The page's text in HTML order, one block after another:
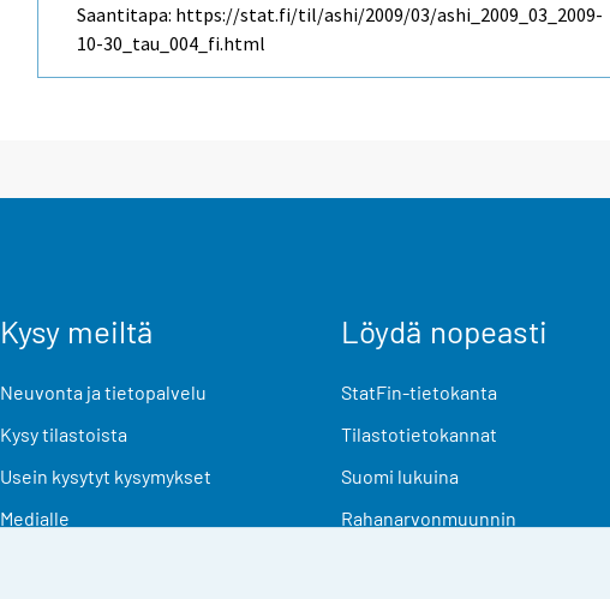
Saantitapa: https://stat.fi/til/ashi/2009/03/ashi_2009_03_2009-
10-30_tau_004_fi.html
Kysy meiltä
Neuvonta ja tietopalvelu
Kysy tilastoista
Usein kysytyt kysymykset
Medialle
Löydä nopeasti
StatFin-tietokanta
Tilastotietokannat
Suomi lukuina
Rahanarvonmuunnin